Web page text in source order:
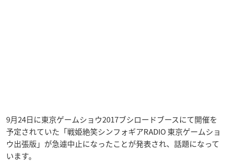
9月24日に東京ゲームショウ2017ブシロードブースにて開催を
予定されていた「戦姫絶笑シンフォギアRADIO 東京ゲームショ
ウ出張版」が急遽中止になったことが発表され、話題になって
います。